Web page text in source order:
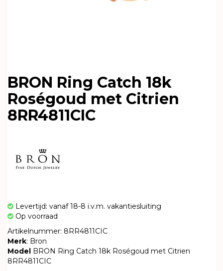
BRON Ring Catch 18k
Roségoud met Citrien
8RR4811CIC
Levertijd: vanaf 18-8 i.v.m. vakantiesluiting
Op voorraad
Artikelnummer: 8RR4811CIC
Merk: Bron
Model BRON Ring Catch 18k Roségoud met Citrien
8RR4811CIC